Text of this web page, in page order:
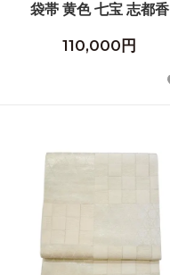
袋帯 黄色 七宝 志都香
110,000円